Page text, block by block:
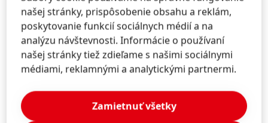
postupné zvyšovanie objemu predaných výrobkov
v porovnaní s prvým štvrťrokom 2024.
Trhový segment produktov pre
mobilitua elektronický priemyseldosiahol veľmi
percenta (2. štvrťrok: +6,8 percenta). K rastu prispeli
všetky kategórie, ale predovšetkým výrobky pre
našej stránky, prispôsobenie obsahu a reklám,
poskytovanie funkcií sociálnych médií a na
analýzu návštevnosti. Informácie o používaní
našej stránky tiež zdieľame s našimi sociálnymi
médiami, reklamnými a analytickými partnermi.
Zamietnuť všetky